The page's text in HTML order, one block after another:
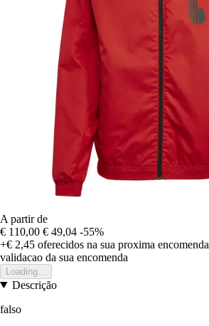
A partir de
€ 110,00 € 49,04 -55%
+€ 2,45 oferecidos na sua proxima encomenda
validacao da sua encomenda
Loading...
Descrição
falso